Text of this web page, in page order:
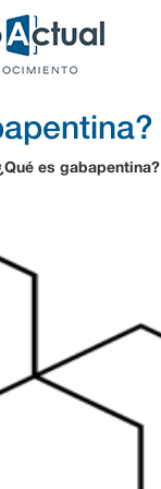
es gabapentina?